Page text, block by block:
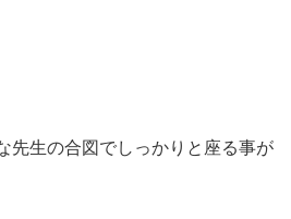
先生の合図でしっかりと座る事が